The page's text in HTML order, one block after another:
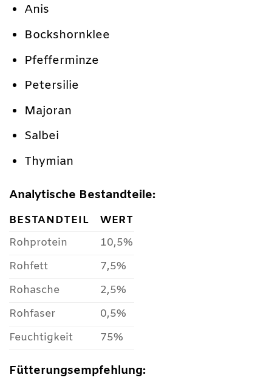
Anis
Bockshornklee
Pfefferminze
Petersilie
Majoran
Salbei
Thymian
Analytische Bestandteile:
BESTANDTEIL
WERT
Rohprotein
10,5%
Rohfett
7,5%
Rohasche
2,5%
Rohfaser
0,5%
Feuchtigkeit
75%
Fütterungsempfehlung: